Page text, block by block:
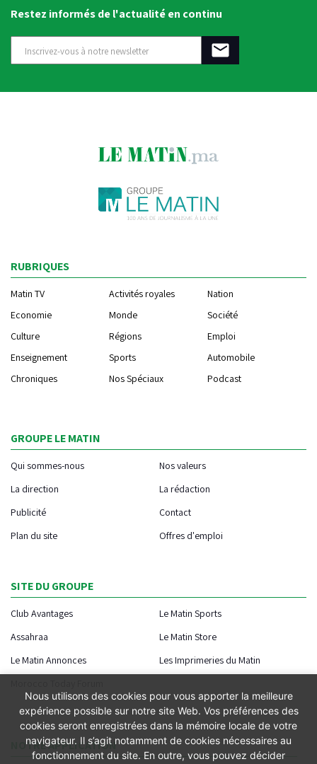
Restez informés de l'actualité en continu
RUBRIQUES
Matin TV Activités royales
Nation
Economie
Monde
Société
Culture
Régions
Emploi
Enseignement
Sports
Automobile
Chroniques
Nos Spéciaux Podcast
GROUPE LE MATIN
Qui sommes-nous
Nos valeurs
La direction
La rédaction
Publicité
Contact
Plan du site
Offres d'emploi
SITE DU GROUPE
Club Avantages
Le Matin Sports
Assahraa
Le Matin Store
Le Matin Annonces
Les Imprimeries du Matin
NOTRE APPLICATION
Nous utilisons des cookies pour vous apporter la meilleure
expérience possible sur notre site Web. Vos préférences des
cookies seront enregistrées dans la mémoire locale de votre
navigateur. Il s’agit notamment de cookies nécessaires au
fonctionnement du site. En outre, vous pouvez décider